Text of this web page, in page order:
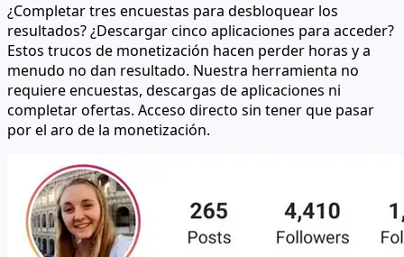
¿Completar tres encuestas para desbloquear los
resultados? ¿Descargar cinco aplicaciones para acceder?
Estos trucos de monetización hacen perder horas y a
menudo no dan resultado. Nuestra herramienta no
requiere encuestas, descargas de aplicaciones ni
completar ofertas. Acceso directo sin tener que pasar
por el aro de la monetización.